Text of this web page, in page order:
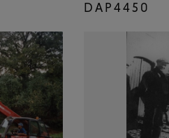
DAP4450